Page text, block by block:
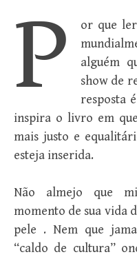
P
or que
alguém
show de
resposta
inspira o livro em
mais justo e
esteja inserida.
Não almejo que
momento de sua vida
pele . Nem que
“caldo de cultura”